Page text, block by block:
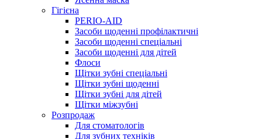
Гігієна
PERIO-AID
Засоби щоденні профілактичні
Засоби щоденні спеціальні
Засоби щоденні для дітей
Флоси
Щітки зубні спеціальні
Щітки зубні щоденні
Щітки зубні для дітей
Щітки міжзубні
Розпродаж
Для стоматологів
Для зубних техніків